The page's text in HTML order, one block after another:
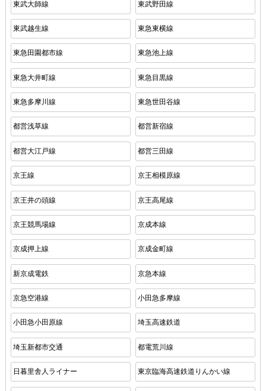
東武大師線 東武野田線
東武越生線 東急東横線
東急田園都市線 東急池上線
東急大井町線 東急目黒線
東急多摩川線 東急世田谷線
都営浅草線 都営新宿線
都営大江戸線 都営三田線
京王線 京王相模原線
京王井の頭線 京王高尾線
京王競馬場線 京成本線
京成押上線 京成金町線
新京成電鉄 京急本線
京急空港線 小田急多摩線
小田急小田原線 埼玉高速鉄道
埼玉新都市交通 都電荒川線
日暮里舎人ライナー 東京臨海高速鉄道りんかい線